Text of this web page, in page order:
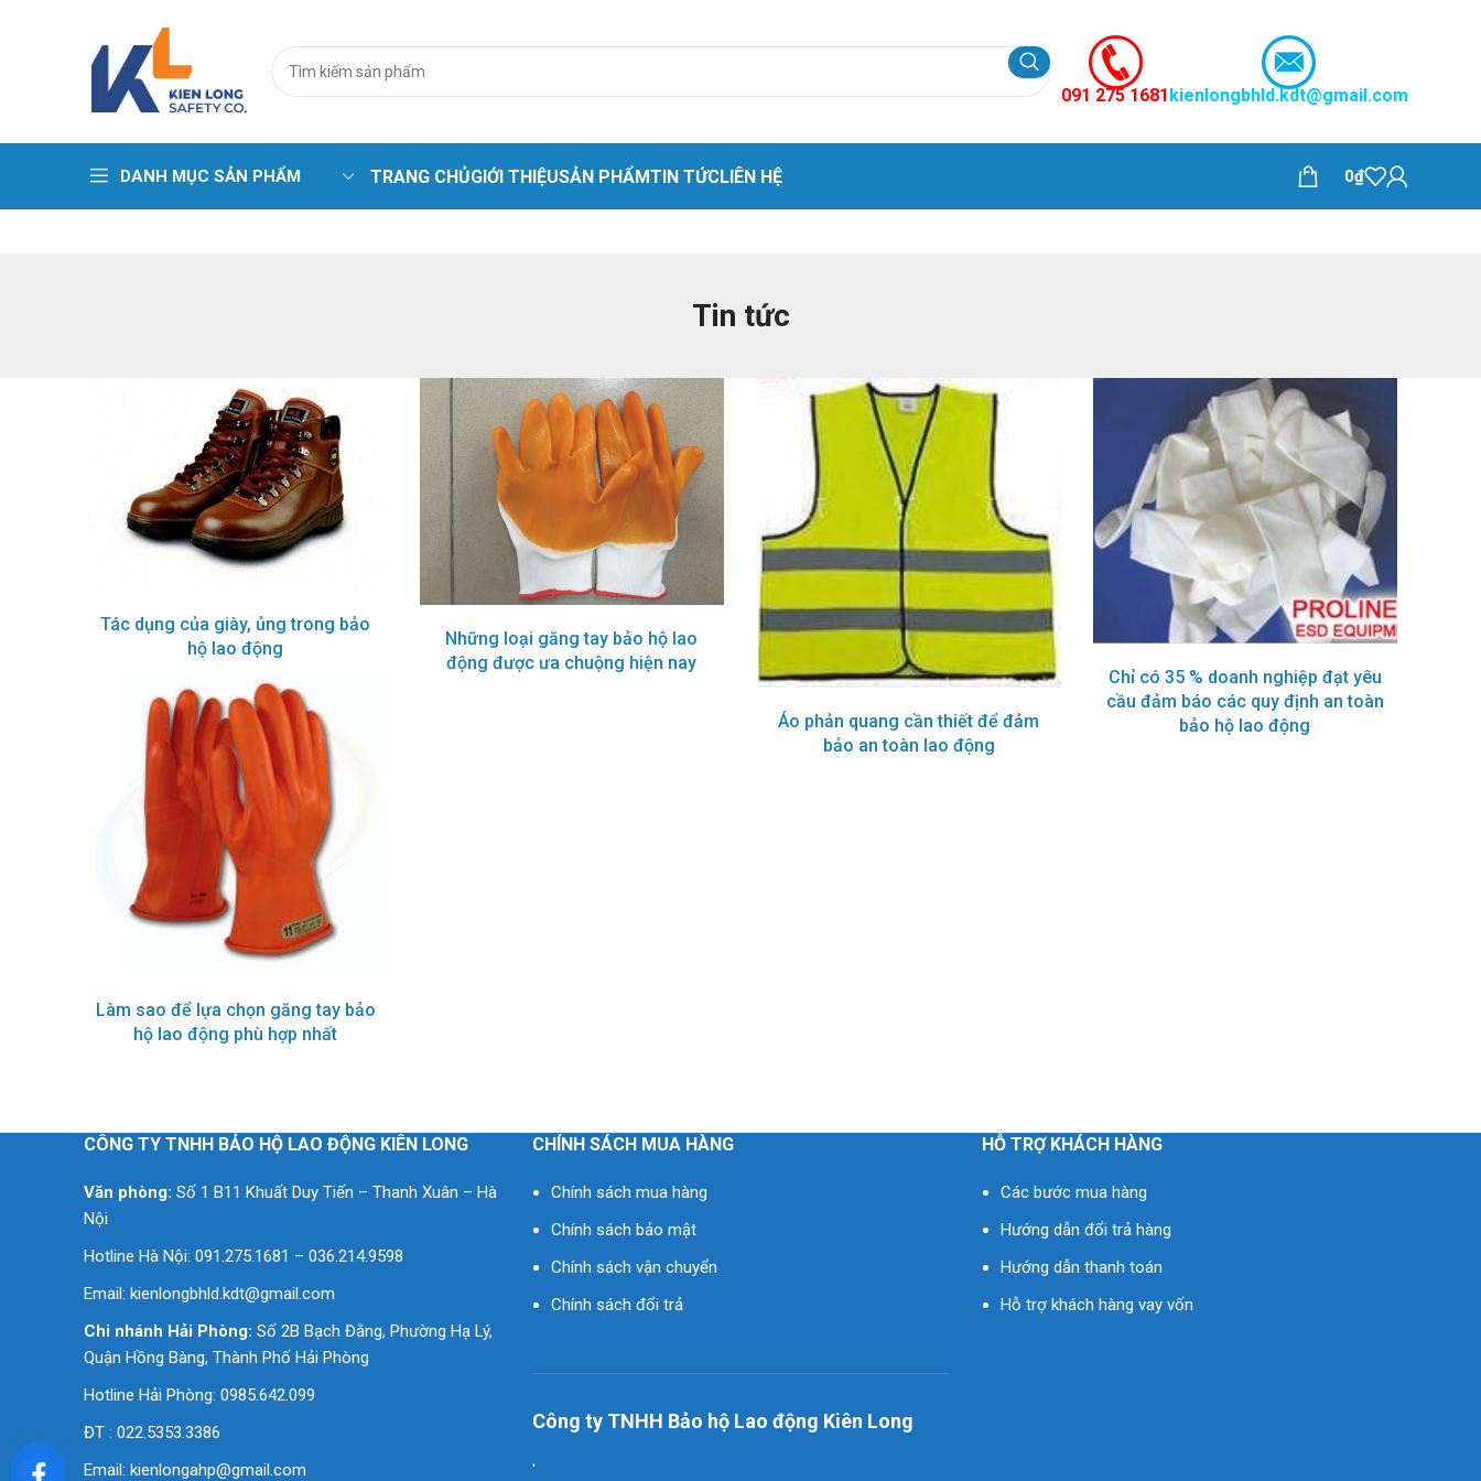
091 275 1681kienlongbhld.kdt@gmail.com
DANH MỤC SẢN PHẨM
Bộ sưu tập maket quần áo
Quần áo chịu hóa chất
Quần áo chịu nhiệt cách
Quần áo chống điện từ
Bảng mã vải
TRANG CHỦGIỚI THIỆUSẢN PHẨMTIN TỨCLIÊN HỆ 0₫
Tin tức
Tác dụng của giày, ủng trong bảo
hộ lao động
Những loại găng tay bảo hộ lao
động được ưa chuộng hiện nay
Áo phản quang cần thiết để đảm
bảo an toàn lao động
Chỉ có 35 % doanh nghiệp đạt yêu
cầu đảm báo các quy định an toàn
bảo hộ lao động
Làm sao để lựa chọn găng tay bảo
hộ lao động phù hợp nhất
CÔNG TY TNHH BẢO HỘ LAO ĐỘNG KIÊN LONG
Văn phòng: Số 1 B11 Khuất Duy Tiến – Thanh Xuân – Hà
Nội
Hotline Hà Nội: 091.275.1681 – 036.214.9598
Email: kienlongbhld.kdt@gmail.com
Chi nhánh Hải Phòng: Số 2B Bạch Đằng, Phường Hạ Lý,
Quận Hồng Bàng, Thành Phố Hải Phòng
Hotline Hải Phòng: 0985.642.099
ĐT : 022.5353.3386
Email: kienlongahp@gmail.com
CHÍNH SÁCH MUA HÀNG
Chính sách mua hàng
Chính sách bảo mật
Chính sách vận chuyển
Chính sách đổi trả
Công ty TNHH Bảo hộ Lao động Kiên Long
'
HỖ TRỢ KHÁCH HÀNG
Các bước mua hàng
Hướng dẫn đổi trả hàng
Hướng dẫn thanh toán
Hỗ trợ khách hàng vay vốn